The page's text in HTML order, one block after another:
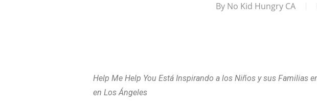
By No Kid Hungry CA
Help Me Help You Está Inspirando a los Niños y sus Familias
en Los Ángeles